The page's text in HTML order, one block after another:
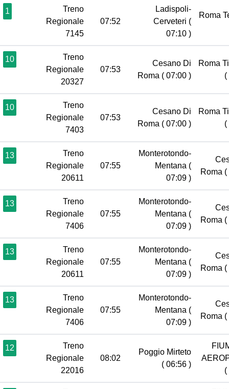
1
Treno
Regionale
7145
07:52
Ladispoli-
Cerveteri (
07:10 )
Roma
10
Treno
Regionale
20327
07:53
Cesano Di
Roma ( 07:00 )
Roma
(
10
Treno
Regionale
7403
07:53
Cesano Di
Roma ( 07:00 )
Roma
(
13
Treno
Regionale
20611
07:55
Monterotondo-
Mentana (
07:09 )
Roma (
13
Treno
Regionale
7406
07:55
Monterotondo-
Mentana (
07:09 )
Roma (
13
Treno
Regionale
20611
07:55
Monterotondo-
Mentana (
07:09 )
Roma (
13
Treno
Regionale
7406
07:55
Monterotondo-
Mentana (
07:09 )
Roma (
12
Treno
Regionale
22016
08:02
Poggio Mirteto
( 06:56 )
(